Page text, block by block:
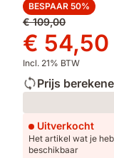
BESPAAR 50%
Oorspronkelijke
prijs
€ 109,00
€ 109,00
Prijs
€ 54,50
€ 54,50
Incl. 21% BTW
Prijs
Loading
Uitverkocht
Het artikel wat je
beschikbaar